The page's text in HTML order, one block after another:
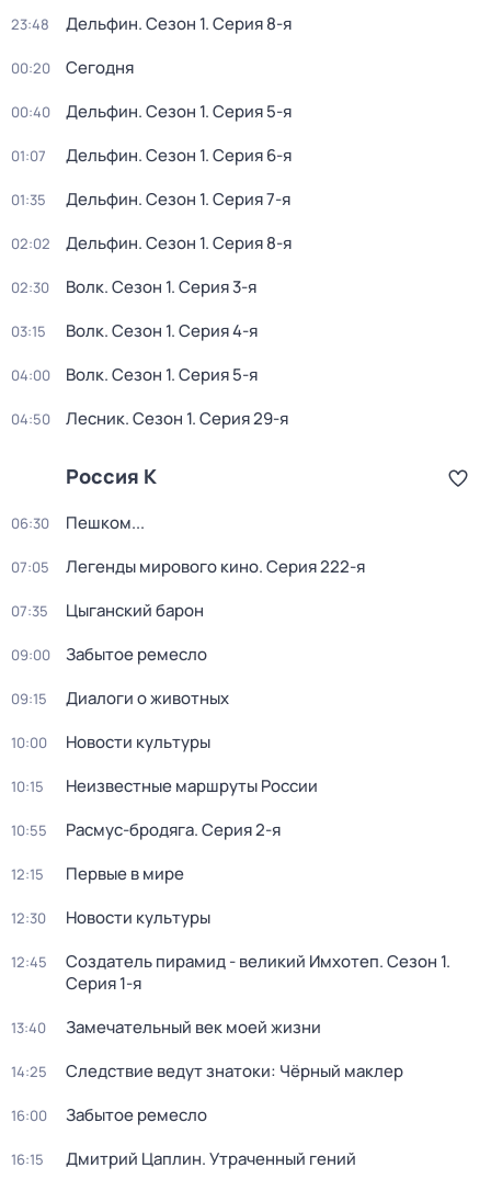
23:48 Дельфин. Сезон 1. Серия 8-я
00:20 Сегодня
00:40 Дельфин. Сезон 1. Серия 5-я
01:07 Дельфин. Сезон 1. Серия 6-я
01:35 Дельфин. Сезон 1. Серия 7-я
02:02 Дельфин. Сезон 1. Серия 8-я
02:30 Волк. Сезон 1. Серия 3-я
03:15 Волк. Сезон 1. Серия 4-я
04:00 Волк. Сезон 1. Серия 5-я
04:50 Лесник. Сезон 1. Серия 29-я
Россия К
06:30 Пешком...
07:05 Легенды мирового кино. Серия 222-я
07:35 Цыганский барон
09:00 Забытое ремесло
09:15 Диалоги о животных
10:00 Новости культуры
10:15 Неизвестные маршруты России
10:55 Расмус-бродяга. Серия 2-я
12:15 Первые в мире
12:30 Новости культуры
12:45 Создатель пирамид - великий Имхотеп. Сезон 1.
Серия 1-я
13:40 Замечательный век моей жизни
14:25 Следствие ведут знатоки: Чёрный маклер
16:00 Забытое ремесло
16:15 Дмитрий Цаплин. Утраченный гений